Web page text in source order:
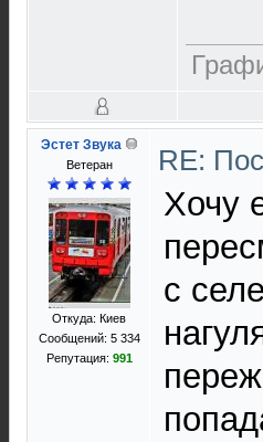
Эстет Звука
Ветеран
Откуда: Киев
Сообщений: 5 334
Репутация: 991
RE:
Хочу
с